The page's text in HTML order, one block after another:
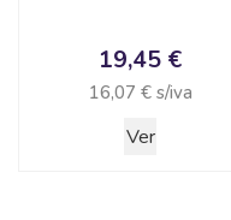
19,45 €
16,07 € s/iva
Ver